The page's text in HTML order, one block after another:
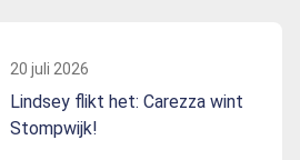
20 juli 2026
Lindsey flikt het: Carezza wint
Stompwijk!